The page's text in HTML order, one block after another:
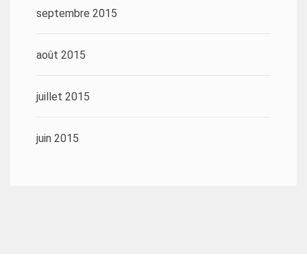
septembre 2015
août 2015
juillet 2015
juin 2015